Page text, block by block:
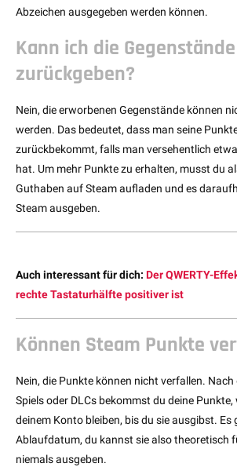
Abzeichen ausgegeben werden können.
Kann ich die
zurückgeben?
Nein, die erworbenen Gegenstände können
werden. Das bedeutet, dass man seine
zurückbekommt, falls man versehentlich
hat. Um mehr Punkte zu erhalten, musst du
Guthaben auf Steam aufladen und es
Steam ausgeben.
Auch interessant für dich: Der QWERTY-
rechte Tastaturhälfte positiver ist
Können Steam Punkte
Nein, die Punkte können nicht verfallen. Nach
Spiels oder DLCs bekommst du deine
deinem Konto bleiben, bis du sie ausgibst. Es
Ablaufdatum, du kannst sie also theoretisch
niemals ausgeben.